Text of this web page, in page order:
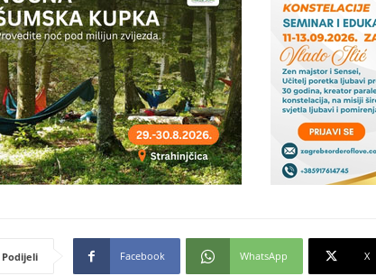
Podijeli Facebook WhatsApp X